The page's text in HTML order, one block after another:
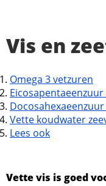
Vis en
Omega 3 vetzuren
Eicosapentaeenzuur
Vette koudwater
Lees ook
Vette vis is goed